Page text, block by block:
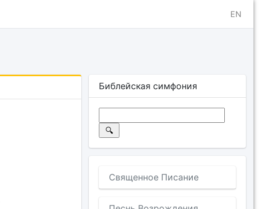
EN
Библейская симфония
Священное Писание